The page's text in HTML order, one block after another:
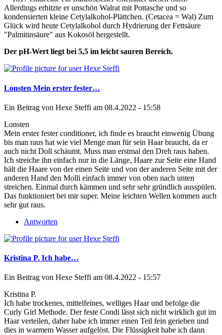
Allerdings erhitzte er unschön Walrat mit Pottasche und so
kondensierten kleine Cetylalkohol-Plättchen. (Cetacea = Wal) Zum
Glück wird heute Cetylalkohol durch Hydrierung der Fettsäure
"Palmitinsäure" aus Kokosöl hergestellt.
Der pH-Wert liegt bei 5,5 im leicht sauren Bereich.
Lonsten Mein erster fester…
Ein Beitrag von Hexe Steffi am 08.4.2022 - 15:58
Lonsten
Mein erster fester conditioner, ich finde es braucht einwenig Übung
bis man raus hat wie viel Menge man für sein Haar braucht, da er
auch nicht Doll schäumt. Muss man erstmal den Dreh raus haben.
Ich streiche ihn einfach nur in die Länge, Haare zur Seite eine Hand
hält die Haare von der einen Seite und von der anderen Seite mit der
anderen Hand den Molli einfach immer von oben nach unten
streichen. Einmal durch kämmen und sehr sehr gründlich ausspülen.
Das funktioniert bei mir super. Meine leichten Wellen kommen auch
sehr gut raus.
Antworten
Kristina P. Ich habe…
Ein Beitrag von Hexe Steffi am 08.4.2022 - 15:57
Kristina P.
Ich habe trockenes, mittelfeines, welliges Haar und befolge die
Curly Girl Methode. Der feste Condi lässt sich nicht wirklich gut im
Haar verteilen, daher habe ich immer einen Teil fein gerieben und
dies in warmem Wasser aufgelöst. Die Flüssigkeit habe ich dann